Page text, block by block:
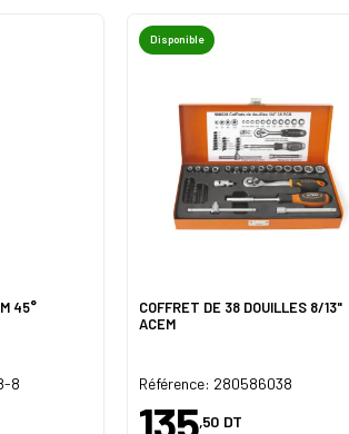
45°
8
Disponible
COFFRET DE 38 DOUILLES 8/13"
ACEM
Référence: 280586038
135,50 DT